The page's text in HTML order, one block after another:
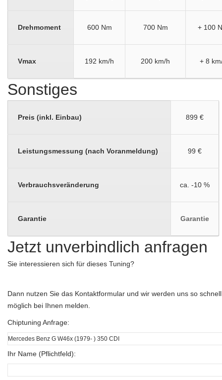
Drehmoment 600 Nm 700 Nm + 100
Vmax 192 km/h 200 km/h + 8
Sonstiges
Preis (inkl. Einbau) 899 €
Leistungsmessung (nach Voranmeldung) 99 €
Verbrauchsveränderung ca. -10 %
Garantie Garantie
Jetzt unverbindlich anfragen
Sie interessieren sich für dieses Tuning?
Dann nutzen Sie das Kontaktformular und wir werden uns so
möglich bei Ihnen melden.
Chiptuning Anfrage:
Ihr Name (Pflichtfeld):